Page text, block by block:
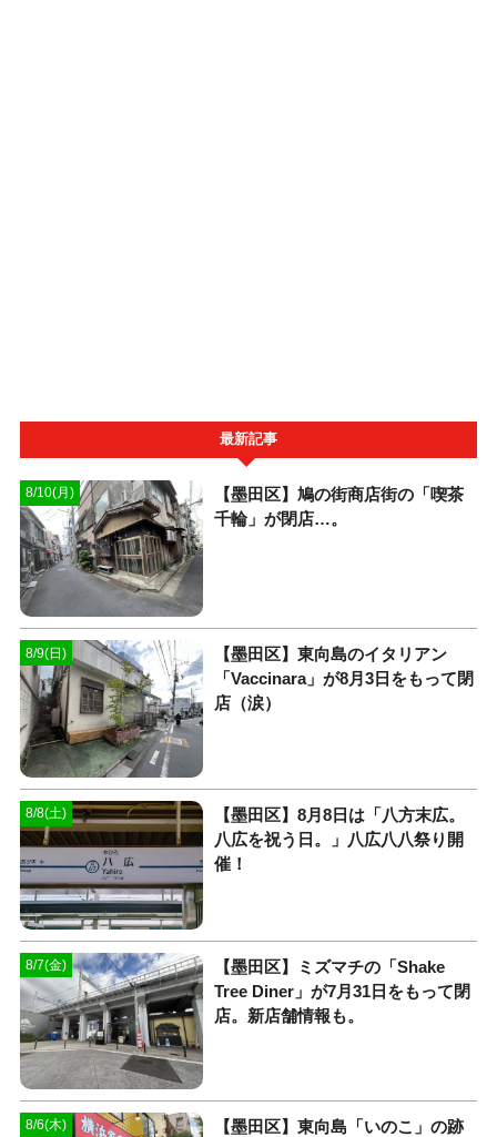
最新記事
8/10(月)
【墨田区】鳩の街商店街の「喫茶
千輪」が閉店…。
8/9(日)
【墨田区】東向島のイタリアン
「Vaccinara」が8月3日をもって閉
店（涙）
8/8(土)
【墨田区】8月8日は「八方末広。
八広を祝う日。」八広八八祭り開
催！
8/7(金)
【墨田区】ミズマチの「Shake
Tree Diner」が7月31日をもって閉
店。新店舗情報も。
8/6(木)
【墨田区】東向島「いのこ」の跡